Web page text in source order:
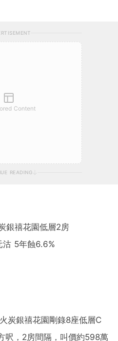
Content
READING
銀禧花園低層2房
沽 5年蝕6.6%
炭銀禧花園剛錄8座低層C
呎，2房間隔，叫價約598萬